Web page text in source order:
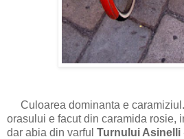
Culoarea dominanta e caramiziul.
orasului e facut din caramida rosie,
dar abia din varful Turnului Asinelli